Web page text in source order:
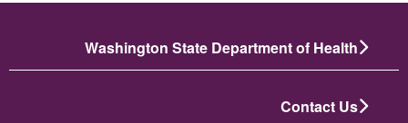
Washington State Department of Health
Contact Us